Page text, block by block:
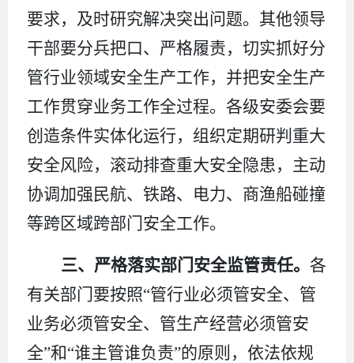
要求，及时研究解决突出问题。其他领导
干部要分兵把口、严格履责，切实抓好分
管行业领域安全生产工作，并把安全生产
工作贯穿业务工作全过程。各级安委会要
创造条件实体化运行，组织定期研判重大
安全风险，滚动排查重大安全隐患，主动
协调加强民航、铁路、电力、商渔船碰撞
等跨区域跨部门安全工作。
三、严格落实部门安全监管责任。 各
有关部门要按照“管行业必须管安全、管
业务必须管安全、管生产经营必须管安
全”和“谁主管谁负责”的原则，依法依规